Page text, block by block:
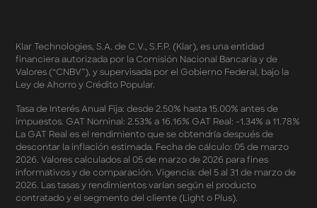
Términos y Condiciones – Fechas Dobles “3 de 3” 2026
Mercado Libre
Términos y Condiciones - Reducción Tasa de Interés en
Términos y Condiciones - Apartados - Tasas
Preferentes Febrero 2026
Términos y Condiciones - Programa de Cashback
AWIN
Pago de Servicios a MSI – Supermercados Enero -
Marzo 2026
Términos y Condiciones - Meses Sin Intereses y SplitK
Klar Technologies, S.A. de C.V., S.F.P. (Klar), es una entidad
financiera autorizada por la Comisión Nacional Bancaria y de
Valores (“CNBV”), y supervisada por el Gobierno Federal, bajo la
Ley de Ahorro y Crédito Popular.
Tasa de Interés Anual Fija: desde 2.50% hasta 15.00% antes de
impuestos. GAT Nominal: 2.53% a 16.16% GAT Real: -1.34% a 11.78%
La GAT Real es el rendimiento que se obtendría después de
descontar la inflación estimada. Fecha de cálculo: 05 de marzo
2026. Valores calculados al 05 de marzo de 2026 para fines
informativos y de comparación. Vigencia: del 5 al 31 de marzo de
2026. Las tasas y rendimientos varían según el producto
contratado y el segmento del cliente (Light o Plus).